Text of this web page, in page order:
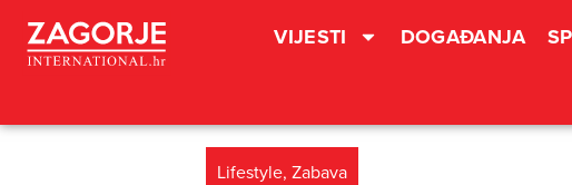
VIJESTI DOGAĐANJA
Lifestyle, Zabava